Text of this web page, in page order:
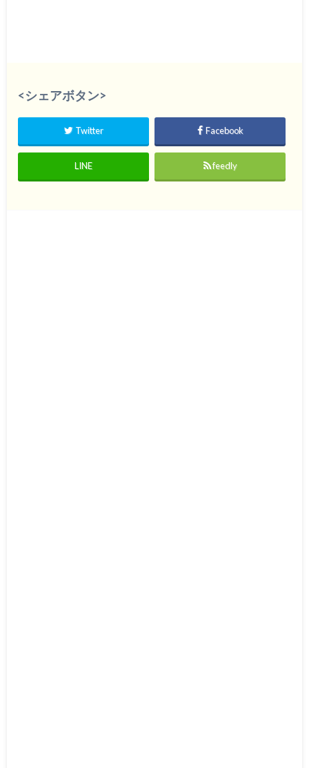
<シェアボタン>
Twitter Facebook
LINE feedly